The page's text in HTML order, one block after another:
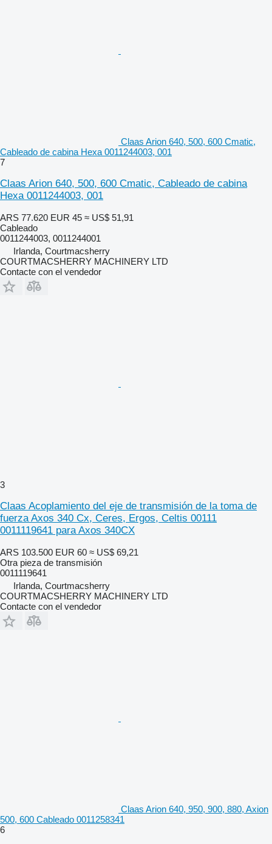
Claas Arion 640, 500, 600 Cmatic,
Cableado de cabina Hexa 0011244003, 001
7
Claas Arion 640, 500, 600 Cmatic, Cableado de cabina
Hexa 0011244003, 001
ARS 77.620 EUR 45 ≈ US$ 51,91
Cableado
0011244003, 0011244001
Irlanda, Courtmacsherry
COURTMACSHERRY MACHINERY LTD
Contacte con el vendedor
3
Claas Acoplamiento del eje de transmisión de la toma de
fuerza Axos 340 Cx, Ceres, Ergos, Celtis 00111
0011119641 para Axos 340CX
ARS 103.500 EUR 60 ≈ US$ 69,21
Otra pieza de transmisión
0011119641
Irlanda, Courtmacsherry
COURTMACSHERRY MACHINERY LTD
Contacte con el vendedor
Claas Arion 640, 950, 900, 880, Axion
500, 600 Cableado 0011258341
6